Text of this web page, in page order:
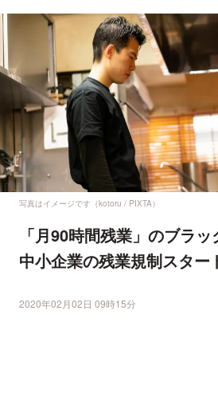
写真はイメージです（kotoru / PIXTA）
「月90時間残業」のブラッ
中小企業の残業規制スター
2020年02月02日 09時15分